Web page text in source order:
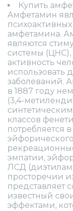
Купить
Амфетамин
амфетамина.
являются
системы
активность
использовать
заболеваний.
в 1887 году
(3,4-
классов
потребляется
эмпатии,
ЛСД
просторечии
представляет
известный
эффектами,